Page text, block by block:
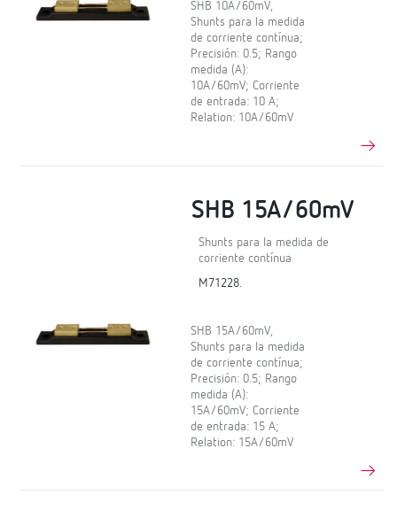
SHB 10A/60mV,
Shunts para la medida
de corriente contínua;
Precisión: 0.5; Rango
medida (A):
10A/60mV; Corriente
de entrada: 10 A;
Relation: 10A/60mV
SHB 15A/60mV
Shunts para la medida de
corriente contínua
M71228.
SHB 15A/60mV,
Shunts para la medida
de corriente contínua;
Precisión: 0.5; Rango
medida (A):
15A/60mV; Corriente
de entrada: 15 A;
Relation: 15A/60mV